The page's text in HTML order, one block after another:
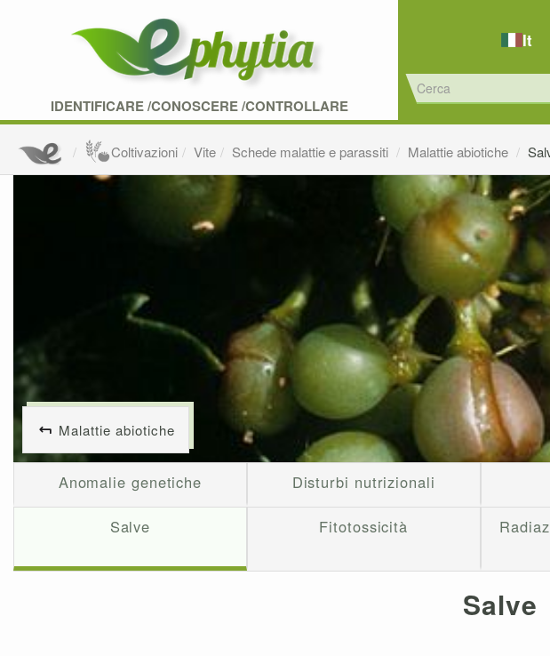
IDENTIFICARE /CONOSCERE /CONTROLLARE
It
Coltivazioni Vite Schede malattie e parassiti Malattie abiotiche
Malattie abiotiche
Anomalie genetiche Disturbi nutrizionali
Salve Fitotossicità
Salve